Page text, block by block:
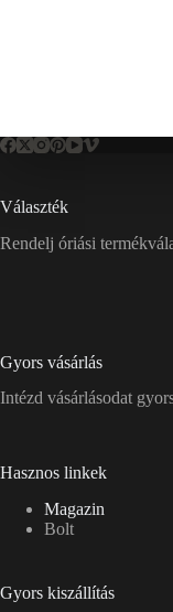
Választék
Rendelj óriási
Gyors vásárlás
Intézd vásárlásodat
Hasznos linkek
Magazin
Bolt
Gyors kiszállítás